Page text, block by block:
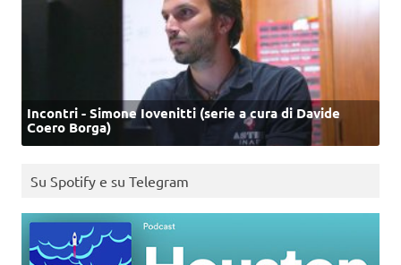
Incontri - Simone Iovenitti (serie a cura di Davide
Coero Borga)
Su Spotify e su Telegram